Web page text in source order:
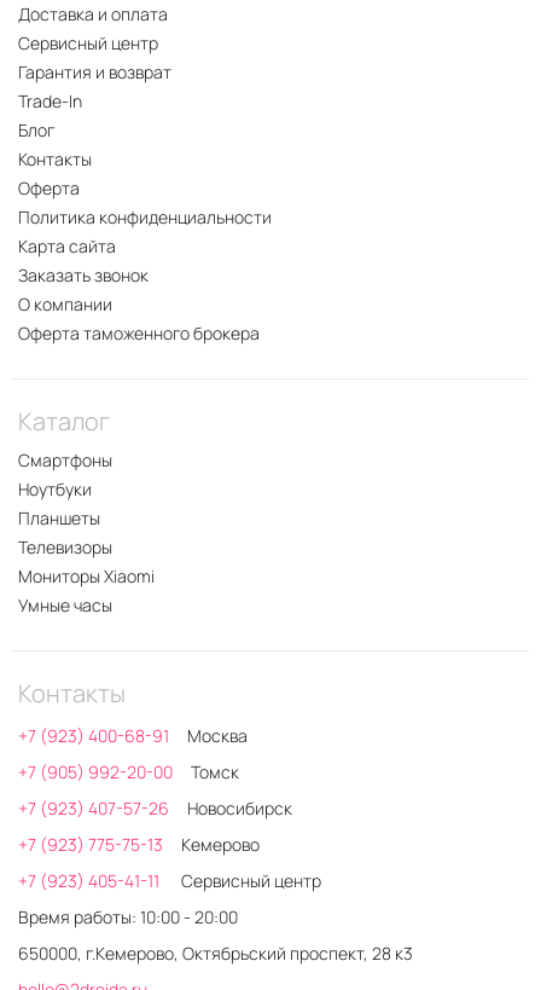
Доставка и оплата
Сервисный центр
Гарантия и возврат
Trade-In
Блог
Контакты
Оферта
Политика конфиденциальности
Карта сайта
Заказать звонок
О компании
Оферта таможенного брокера
Каталог
Смартфоны
Ноутбуки
Планшеты
Телевизоры
Мониторы Xiaomi
Умные часы
Контакты
+7 (923) 400-68-91
Москва
+7 (905) 992-20-00
Томск
+7 (923) 407-57-26
Новосибирск
+7 (923) 775-75-13
Кемерово
+7 (923) 405-41-11
Сервисный центр
Время работы: 10:00 - 20:00
650000, г.Кемерово, Октябрьский проспект, 28 к3